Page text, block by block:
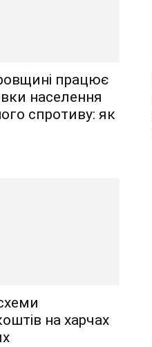
працює
населення
спротиву: як
на харчах